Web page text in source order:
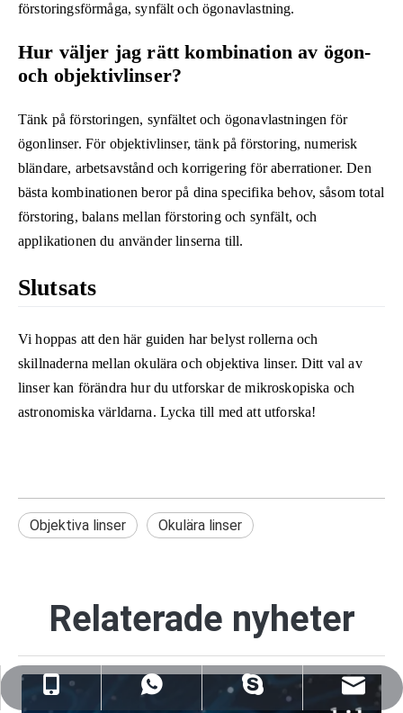
förstoringsförmåga, synfält och ögonavlastning.
Hur väljer jag rätt kombination av ögon-
och objektivlinser?
Tänk på förstoringen, synfältet och ögonavlastningen för
ögonlinser. För objektivlinser, tänk på förstoring, numerisk
bländare, arbetsavstånd och korrigering för aberrationer. Den
bästa kombinationen beror på dina specifika behov, såsom total
förstoring, balans mellan förstoring och synfält, och
applikationen du använder linserna till.
Slutsats
Vi hoppas att den här guiden har belyst rollerna och
skillnaderna mellan okulära och objektiva linser. Ditt val av
linser kan förändra hur du utforskar de mikroskopiska och
astronomiska världarna. Lycka till med att utforska!
Objektiva linser Okulära linser
Relaterade nyheter
+86-159-5177-5819
WhatsApp
+86 15951775819
sales@nj-optics.com